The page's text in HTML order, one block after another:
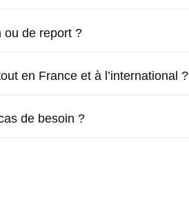
ou de report ?
en France et à l’international ?
de besoin ?